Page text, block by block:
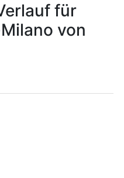
für
von